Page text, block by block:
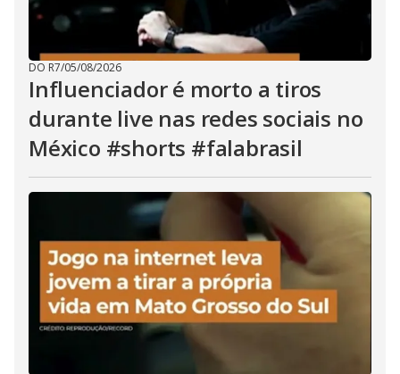
DO R7/05/08/2026
Influenciador é morto a tiros
durante live nas redes sociais no
México #shorts #falabrasil